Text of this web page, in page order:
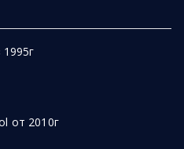
от 2010г